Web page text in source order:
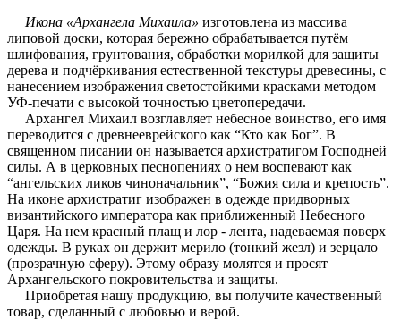
Икона «Архангела Михаила» изготовлена из массива
липовой доски, которая бережно обрабатывается путём
шлифования, грунтования, обработки морилкой для защиты
дерева и подчёркивания естественной текстуры древесины, с
нанесением изображения светостойкими красками методом
УФ-печати с высокой точностью цветопередачи.
Архангел Михаил возглавляет небесное воинство, его имя
переводится с древнееврейского как “Кто как Бог”. В
священном писании он называется архистратигом Господней
силы. А в церковных песнопениях о нем воспевают как
“ангельских ликов чиноначальник”, “Божия сила и крепость”.
На иконе архистратиг изображен в одежде придворных
византийского императора как приближенный Небесного
Царя. На нем красный плащ и лор - лента, надеваемая поверх
одежды. В руках он держит мерило (тонкий жезл) и зерцало
(прозрачную сферу). Этому образу молятся и просят
Архангельского покровительства и защиты.
Приобретая нашу продукцию, вы получите качественный
товар, сделанный с любовью и верой.